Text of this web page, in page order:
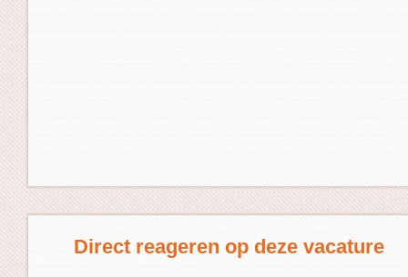
Direct reageren op deze vacature